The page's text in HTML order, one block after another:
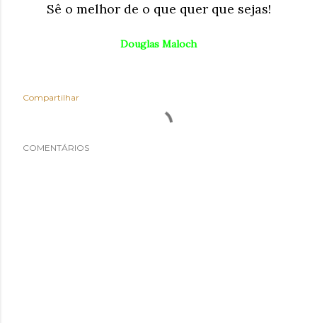
Sê o melhor de o que quer que sejas!
Douglas Maloch
Compartilhar
COMENTÁRIOS